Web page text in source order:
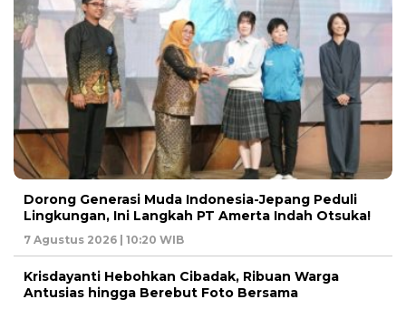
Dorong Generasi Muda Indonesia-Jepang Peduli
Lingkungan, Ini Langkah PT Amerta Indah Otsuka!
7 Agustus 2026 | 10:20 WIB
Krisdayanti Hebohkan Cibadak, Ribuan Warga
Antusias hingga Berebut Foto Bersama